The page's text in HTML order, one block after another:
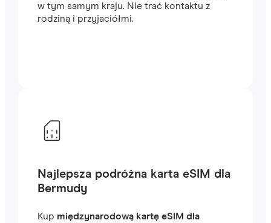
w tym samym kraju. Nie trać kontaktu z
rodziną i przyjaciółmi.
Najlepsza podróżna karta eSIM dla
Bermudy
Kup międzynarodową kartę eSIM dla